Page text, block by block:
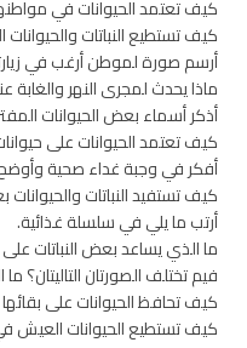
كيف تعتمد الحيوانات في
كيف تستطيع النباتات
أرسم صورة لموطن أرغب في
ماذا يحدث لمجرى النهر والغابة
أذكر أسماء بعض الحيوانات
كيف تعتمد الحيوانات على
أفكر في وجبة غداء صحية
كيف تستفيد النباتات
أرتب ما يلي في سلسلة غذائية.
ما الذي يساعد بعض النباتات
فيم تختلف الصورتان التاليتان؟
كيف تحافظ الحيوانات على
كيف تستطيع الحيوانات العيش